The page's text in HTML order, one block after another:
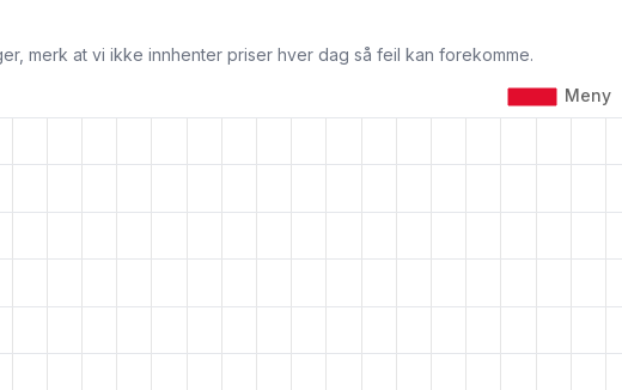
merk at vi ikke innhenter priser hver dag så feil kan forekomme.